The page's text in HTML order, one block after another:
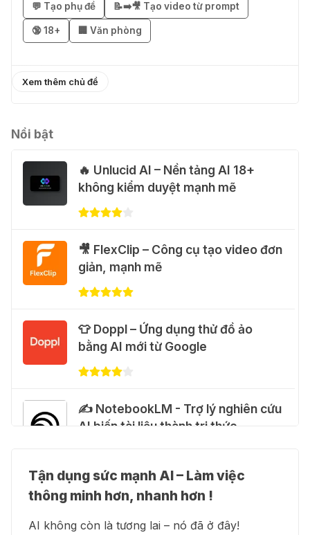
֎ Cách nhận ChatGPT Go 12 tháng
miễn phí
💃 Tạo video AI nhảy múa với Google
Flow Motion Control
31 Thg 07 2026
🐈 Nhận miễn phí 30 video AI + 100
hình ảnh mỗi ngày với Dola.com
31 Thg 07 2026
🎁 Hướng dẫn nhận Google Plus 12
tháng miễn phí
Cảnh báo: Xuất hiện script và
hướng dẫn giả mạo giúp "mở khóa"
🍎 Claude for Teachers – chương
15 Thg 07 2026
💬 Tạo phụ đề 📝➡️🎥 Tạo video từ prompt
🔞 18+ 🏢 Văn phòng
Xem thêm chủ đề
Nổi bật
🔥 Unlucid AI – Nền tảng AI 18+
không kiểm duyệt mạnh mẽ
🎥 FlexClip – Công cụ tạo video đơn
giản, mạnh mẽ
👕 Doppl – Ứng dụng thử đồ ảo
bằng AI mới từ Google
✍️ NotebookLM - Trợ lý nghiên cứu
AI biến tài liệu thành tri thức
👗 Higgsfield AI – Biến ý tưởng
thành phim chất lượng cao
Tận dụng sức mạnh AI – Làm việc
thông minh hơn, nhanh hơn !
AI không còn là tương lai – nó đã ở đây!